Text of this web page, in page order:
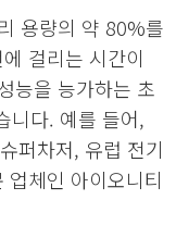
용량의 약 80%를
걸리는 시간이
능을 능가하는 초
니다. 예를 들어,
퍼차저, 유럽 전기
체인 아이오니티